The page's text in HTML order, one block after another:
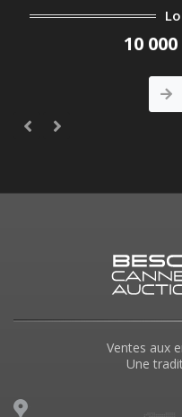
10
Ventes aux
Une